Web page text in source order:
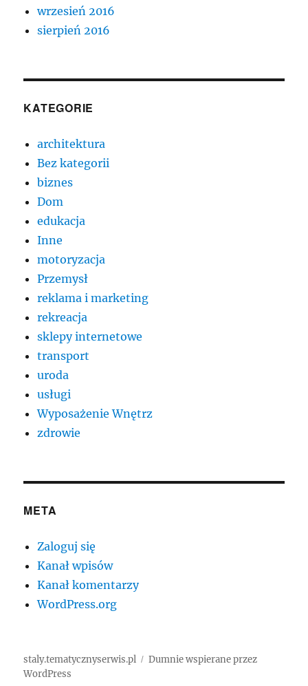
wrzesień 2016
sierpień 2016
KATEGORIE
architektura
Bez kategorii
biznes
Dom
edukacja
Inne
motoryzacja
Przemysł
reklama i marketing
rekreacja
sklepy internetowe
transport
uroda
usługi
Wyposażenie Wnętrz
zdrowie
META
Zaloguj się
Kanał wpisów
Kanał komentarzy
WordPress.org
staly.tematycznyserwis.pl
Dumnie wspierane przez
WordPress